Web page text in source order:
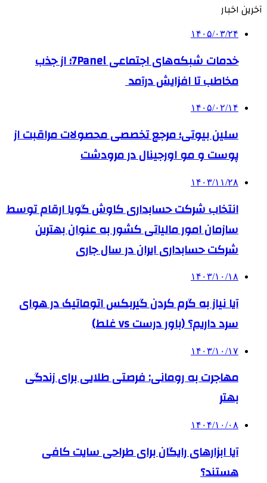
آخرین اخبار
۱۴۰۵/۰۳/۲۴
خدمات شبکه‌های اجتماعی 7Panel؛ از جذب
مخاطب تا افزایش درآمد
۱۴۰۵/۰۲/۱۴
سلین بیوتی؛ مرجع تخصصی محصولات مراقبت از
پوست و مو اورجینال در مرودشت
۱۴۰۳/۱۱/۲۸
انتخاب شرکت حسابداری کاوش گویا ارقام توسط
سازمان امور مالیاتی کشور به عنوان بهترین
شرکت حسابداری ایران در سال جاری
۱۴۰۳/۱۰/۱۸
آیا نیاز به گرم کردن گیربکس اتوماتیک در هوای
سرد داریم؟ (باور درست vs غلط)
۱۴۰۳/۱۰/۱۷
مهاجرت به رومانی: فرصتی طلایی برای زندگی
بهتر
۱۴۰۴/۱۰/۰۸
آیا ابزارهای رایگان برای طراحی سایت کافی
هستند؟